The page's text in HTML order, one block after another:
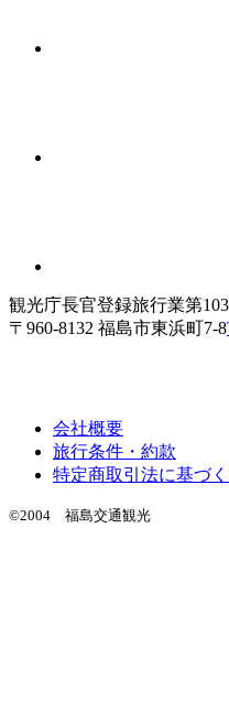
観光庁長官登録旅行業第
〒960-8132 福島市東浜町7-8
会社概要
旅行条件・約款
特定商取引法に基づ
©2004 福島交通観光